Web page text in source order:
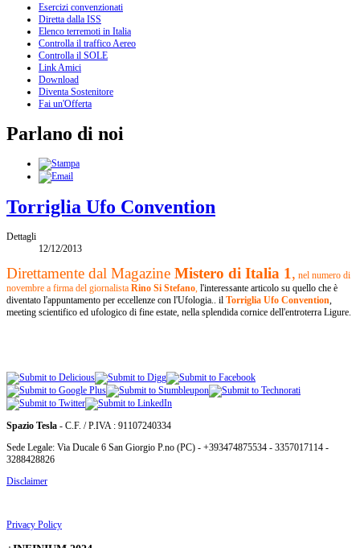
Esercizi convenzionati
Diretta dalla ISS
Elenco terremoti in Italia
Controlla il traffico Aereo
Controlla il SOLE
Link Amici
Download
Diventa Sostenitore
Fai un'Offerta
Parlano di noi
Torriglia Ufo Convention
Dettagli
12/12/2013
Direttamente dal Magazine Mistero di Italia 1, nel numero di
novembre a firma del giornalista Rino Si Stefano, l'interessante articolo su quello che è
diventato l'appuntamento per eccellenze con l'Ufologia.. il Torriglia Ufo Convention,
meeting scientifico ed ufologico di fine estate, nella splendida cornice dell'entroterra Ligure.
Spazio Tesla - C.F. / P.IVA : 91107240334
Sede Legale: Via Ducale 6 San Giorgio P.no (PC) - +393474875534 - 3357017114 -
3288428826
Disclaimer
Privacy Policy